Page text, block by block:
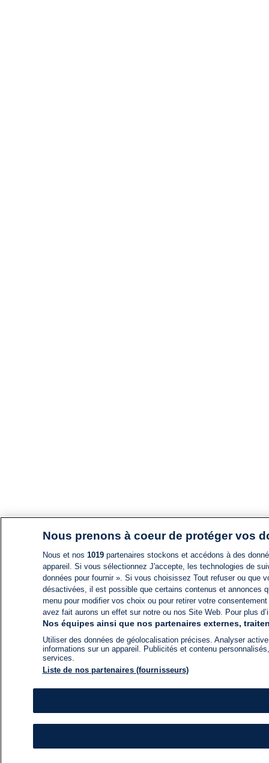
Nous prenons à coeur de protéger vos
Nous et nos 1019partenaires stockons et accédons à des
appareil. Si vous sélectionnez J'accepte, les technologies de
données pour fournir ». Si vous choisissez Tout refuser ou
désactivées, il est possible que certains contenus et annonces
menu pour modifier vos choix ou pour retirer votre
avez fait aurons un effet sur notre ou nos Site Web. Pour plus
Nos équipes ainsi que nos partenaires externes,
Utiliser des données de géolocalisation précises. Analyser
informations sur un appareil. Publicités et contenu
services.
Liste de nos partenaires (fournisseurs)